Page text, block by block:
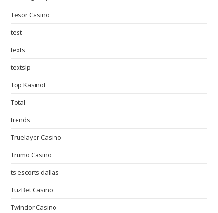
Tesor Casino
test
texts
textslp
Top Kasinot
Total
trends
Truelayer Casino
Trumo Casino
ts escorts dallas
TuzBet Casino
Twindor Casino